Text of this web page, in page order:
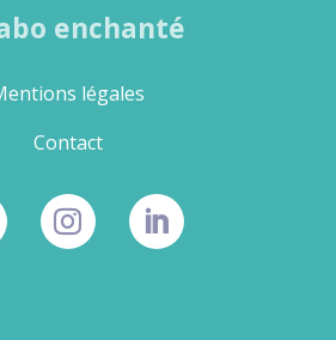
enchanté
légales
Contact